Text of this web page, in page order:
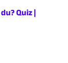
Quiz |